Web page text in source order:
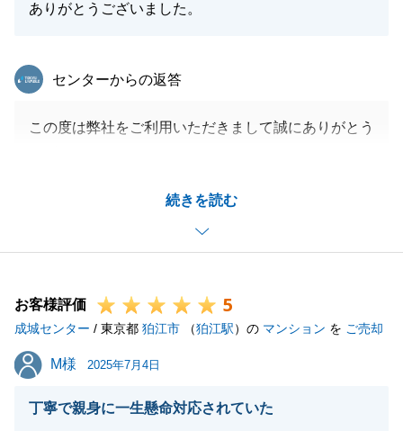
ありがとうございました。
続きを読む
東急リバブル
センターからの返答
この度は弊社をご利用いただきまして誠にありがとう
今後とも何か不動産関係でお困りなことがありました
らお気軽にご相談いただければと思います。
お客様評価 5
成城センター / 東京都 狛江市 （狛江駅）の マンション を ご売却
M様
M様 2025年7月4日
丁寧で親身に一生懸命対応されていた